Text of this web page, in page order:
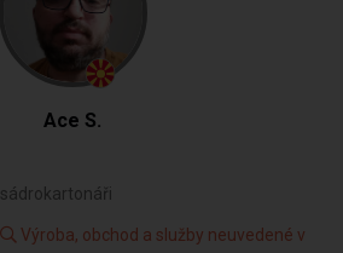
Ace S.
sádrokartonáři
Výroba, obchod a služby neuvedené v